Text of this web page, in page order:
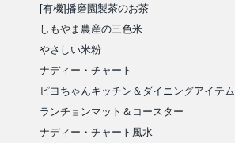
[有機]播磨園製茶のお茶
しもやま農産の三色米
やさしい米粉
ナディー・チャート
ピヨちゃんキッチン＆ダイニングアイテム
ランチョンマット＆コースター
ナディー・チャート風水